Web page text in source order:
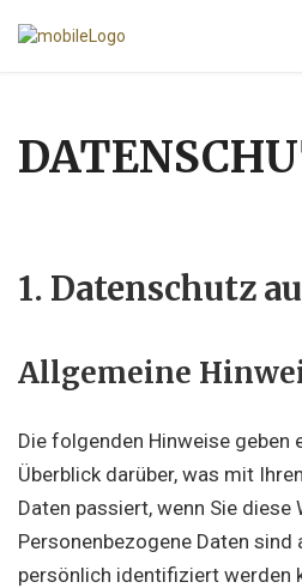
1. Datenschutz
Allgemeine
Die folgenden Hinweise geben
Überblick darüber, was mit
Daten passiert, wenn Sie diese
Personenbezogene Daten sind
persönlich identifiziert werden